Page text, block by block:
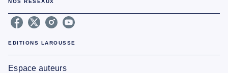
NOS RÉSEAUX
EDITIONS LAROUSSE
Espace auteurs